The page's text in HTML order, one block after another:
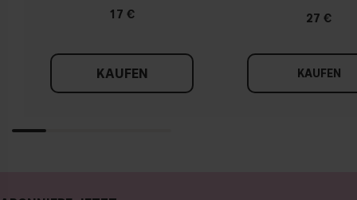
17 €
KAUFEN
27 €
KAUFEN